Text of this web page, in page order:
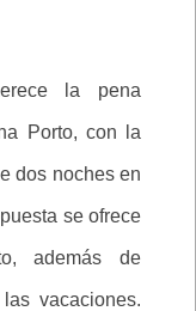
la pena
Porto, con la
dos noches en
se ofrece
además de
vacaciones.